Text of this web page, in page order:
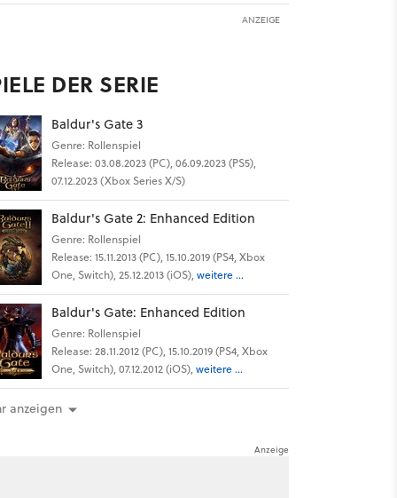
ANZEIGE
DER SERIE
Baldur's Gate 3
Genre: Rollenspiel
Release: 03.08.2023 (PC), 06.09.2023 (PS5),
07.12.2023 (Xbox Series X/S)
Baldur's Gate 2: Enhanced Edition
Genre: Rollenspiel
Release: 15.11.2013 (PC), 15.10.2019 (PS4, Xbox
One, Switch), 25.12.2013 (iOS), weitere ...
Baldur's Gate: Enhanced Edition
Genre: Rollenspiel
Release: 28.11.2012 (PC), 15.10.2019 (PS4, Xbox
One, Switch), 07.12.2012 (iOS), weitere ...
anzeigen